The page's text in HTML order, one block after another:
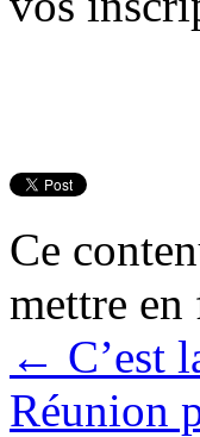
Ce
mettre en
← C’est
Réunion